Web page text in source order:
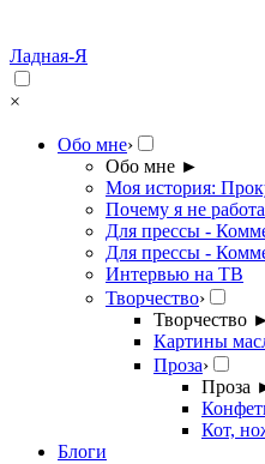
Ладная-Я
×
Обо мне›
Обо мне ►
Моя история:
Почему я не
Для прессы -
Для прессы -
Интервью на ТВ
Творчество›
Творчество
Картины
Проза›
Проза
Кот,
Блоги